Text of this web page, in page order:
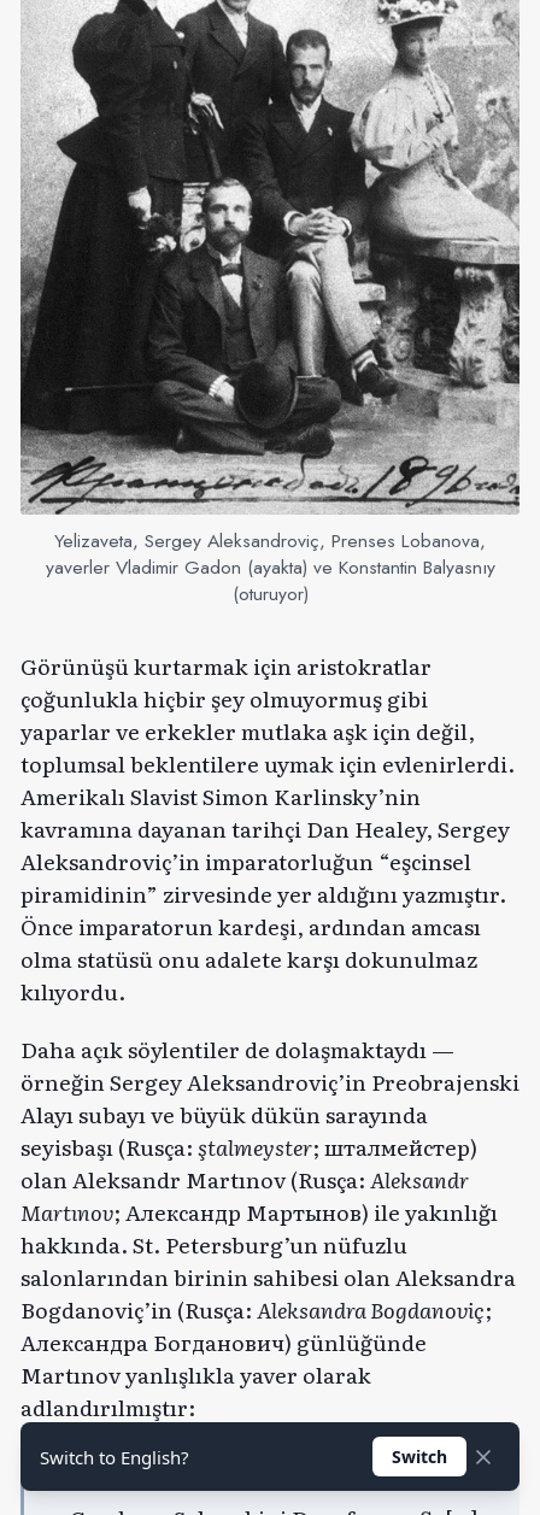
Yelizaveta, Sergey Aleksandroviç, Prenses Lobanova,
yaverler Vladimir Gadon (ayakta) ve Konstantin Balyasnıy
(oturuyor)
Görünüşü kurtarmak için aristokratlar
çoğunlukla hiçbir şey olmuyormuş gibi
yaparlar ve erkekler mutlaka aşk için değil,
toplumsal beklentilere uymak için evlenirlerdi.
Amerikalı Slavist Simon Karlinsky’nin
kavramına dayanan tarihçi Dan Healey, Sergey
Aleksandroviç’in imparatorluğun “eşcinsel
piramidinin” zirvesinde yer aldığını yazmıştır.
Önce imparatorun kardeşi, ardından amcası
olma statüsü onu adalete karşı dokunulmaz
kılıyordu.
Daha açık söylentiler de dolaşmaktaydı —
örneğin Sergey Aleksandroviç’in Preobrajenski
Alayı subayı ve büyük dükün sarayında
seyisbaşı (Rusça:ştalmeyster; шталмейстер)
olan Aleksandr Martınov (Rusça: Aleksandr
Martınov; Александр Мартынов) ile yakınlığı
hakkında. St. Petersburg’un nüfuzlu
salonlarından birinin sahibesi olan Aleksandra
Bogdanoviç’in (Rusça: Aleksandra Bogdanoviç;
Александра Богданович) günlüğünde
Martınov yanlışlıkla yaver olarak
adlandırılmıştır:
Switch to English? Switch